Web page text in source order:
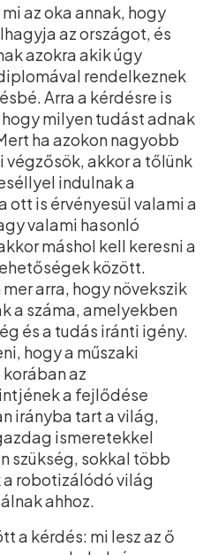
az oka annak, hogy
az országot, és
azokra akik úgy
rendelkeznek
Arra a kérdésre is
milyen tudást adnak
ha azokon nagyobb
akkor a tőlünk
indulnak a
ott is érvényesül valami a
valami hasonló
máshol kell keresni a
között.
arra, hogy növekszik
a száma, amelyekben
és a tudás iránti igény.
hogy a műszaki
az
a fejlődése
irányba tart a világ,
ismeretekkel
szükség, sokkal több
robotizálódó világ
ahhoz.
a kérdés: mi lesz az ő